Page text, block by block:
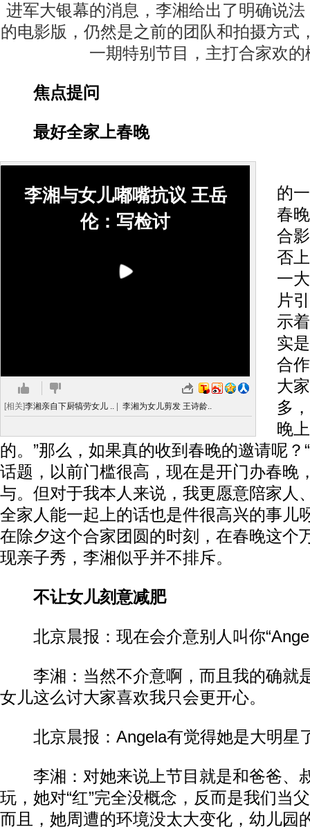
进军大银幕的消息，李湘给出了明确说法
的电影版，仍然是之前的团队和拍摄方式
一期特别节目，主打合家欢的
焦点提问
最好全家上春晚
李湘与女儿嘟嘴抗议 王岳
伦：写检讨
[相关]李湘亲自下厨犒劳女儿 .. 李湘为女儿剪发 王诗龄..
的
春
合
否
一
片
示
实
合
大
多
晚
的。”那么，如果真的收到春晚的邀请呢？
话题，以前门槛很高，现在是开门办春晚
与。但对于我本人来说，我更愿意陪家人
全家人能一起上的话也是件很高兴的事儿
在除夕这个合家团圆的时刻，在春晚这个
现亲子秀，李湘似乎并不排斥。
不让女儿刻意减肥
北京晨报：现在会介意别人叫你
李湘：当然不介意啊，而且我的确就
女儿这么讨大家喜欢我只会更开心。
北京晨报：Angela有觉得她是大明星
李湘：对她来说上节目就是和爸爸、
玩，她对“红”完全没概念，反而是我们当
而且，她周遭的环境没太大变化，幼儿园